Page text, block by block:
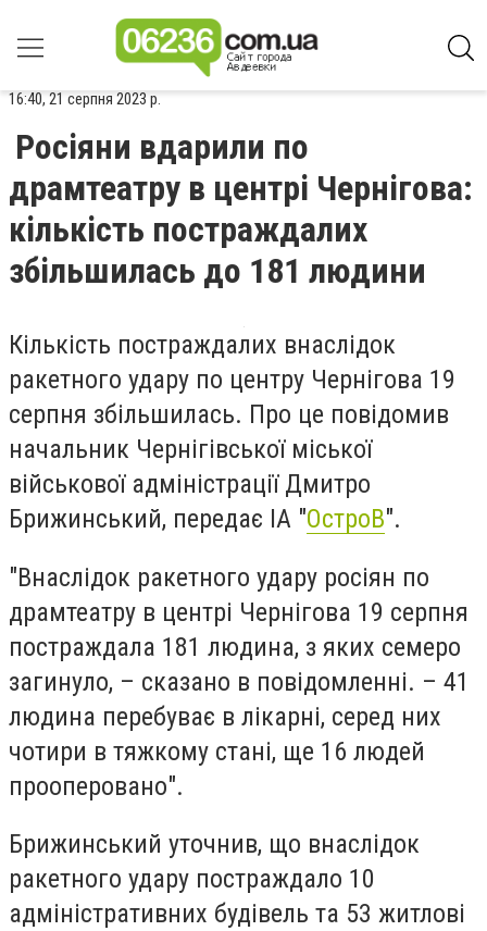
16:40, 21 серпня 2023 р.
Росіяни вдарили по
драмтеатру в центрі Чернігова:
кількість постраждалих
збільшилась до 181 людини
Кількість постраждалих внаслідок
ракетного удару по центру Чернігова 19
серпня збільшилась. Про це повідомив
начальник Чернігівської міської
військової адміністрації Дмитро
Брижинський, передає ІА "ОстроВ".
"Внаслідок ракетного удару росіян по
драмтеатру в центрі Чернігова 19 серпня
постраждала 181 людина, з яких семеро
загинуло, – сказано в повідомленні. – 41
людина перебуває в лікарні, серед них
чотири в тяжкому стані, ще 16 людей
прооперовано".
Брижинський уточнив, що внаслідок
ракетного удару постраждало 10
адміністративних будівель та 53 житлові